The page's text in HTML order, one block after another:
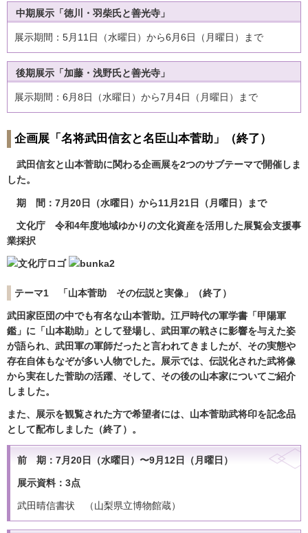
中期展示「徳川・羽柴氏と善光寺」
展示期間：5月11日（水曜日）から6月6日（月曜日）まで
後期展示「加藤・浅野氏と善光寺」
展示期間：6月8日（水曜日）から7月4日（月曜日）まで
企画展「名将武田信玄と名臣山本菅助」（終了）
武田信玄と山本菅助に関わる企画展を2つのサブテーマで開催しま
した。
期 間：7月20日（水曜日）から11月21日（月曜日）まで
文化庁 令和4年度地域ゆかりの文化資産を活用した展覧会支援事
業採択
テーマ1 「山本菅助 その伝説と実像」（終了）
武田家臣団の中でも有名な山本菅助。江戸時代の軍学書「甲陽軍
鑑」に「山本勘助」として登場し、武田軍の戦さに影響を与えた姿
が語られ、武田軍の軍師だったと言われてきましたが、その実態や
存在自体もなぞが多い人物でした。展示では、伝説化された武将像
から実在した菅助の活躍、そして、その後の山本家についてご紹介
しました。
また、展示を観覧された方で希望者には、山本菅助武将印を記念品
として配布しました（終了）。
前 期：7月20日（水曜日）〜9月12日（月曜日）
展示資料：3点
武田晴信書状 （山梨県立博物館蔵）